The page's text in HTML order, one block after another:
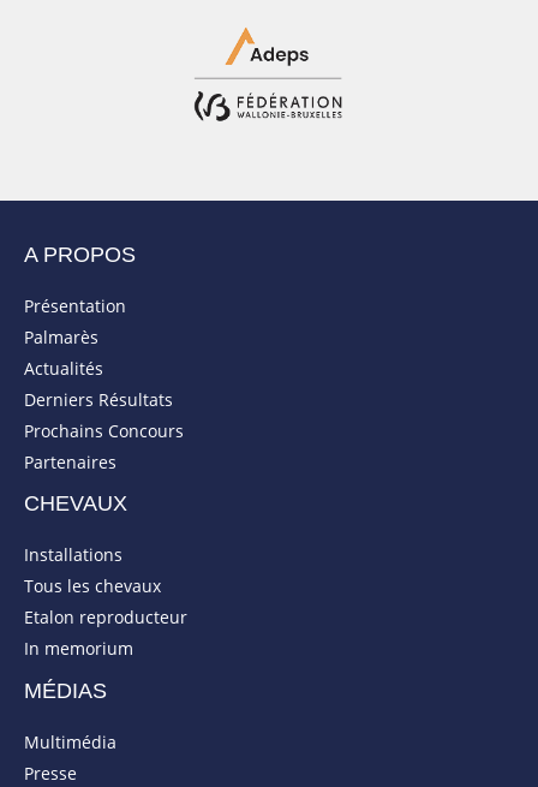
A PROPOS
Présentation
Palmarès
Actualités
Derniers Résultats
Prochains Concours
Partenaires
CHEVAUX
Installations
Tous les chevaux
Etalon reproducteur
In memorium
MÉDIAS
Multimédia
Presse